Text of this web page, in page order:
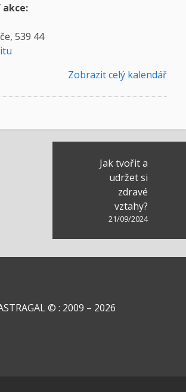
, 539 44
Zobrazit celý kalendář
Jak tvořit a
udržet si
zdravé
vztahy?
21/09/2024
© : 2009 – 2026